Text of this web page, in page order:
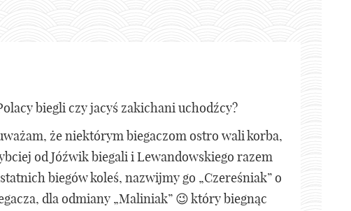
biegli czy jacyś zakichani uchodźcy?
że niektórym biegaczom ostro wali korba,
od Jóźwik biegali i Lewandowskiego razem
biegów koleś, nazwijmy go „Czereśniak” o
dla odmiany „Maliniak” 😉 który biegnąc